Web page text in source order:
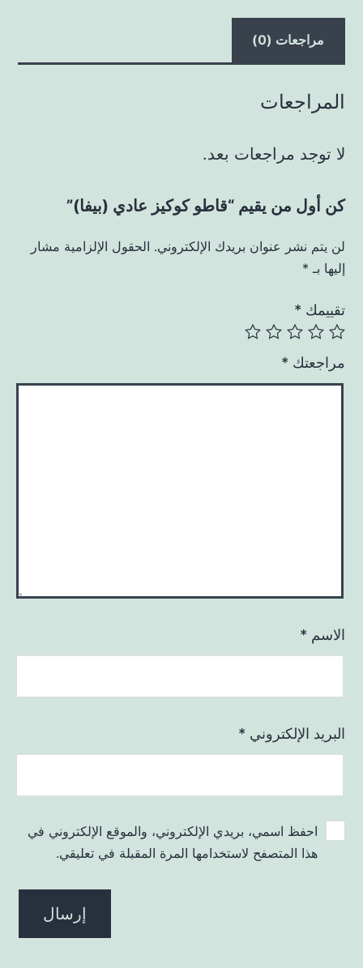
مراجعات (0)
المراجعات
لا توجد مراجعات بعد.
كن أول من يقيم “قاطو كوكيز عادي (بيفا)”
لن يتم نشر عنوان بريدك الإلكتروني. الحقول الإلزامية مشار
إليها بـ *
تقييمك *
مراجعتك *
الاسم *
البريد الإلكتروني *
احفظ اسمي، بريدي الإلكتروني، والموقع الإلكتروني في
هذا المتصفح لاستخدامها المرة المقبلة في تعليقي.